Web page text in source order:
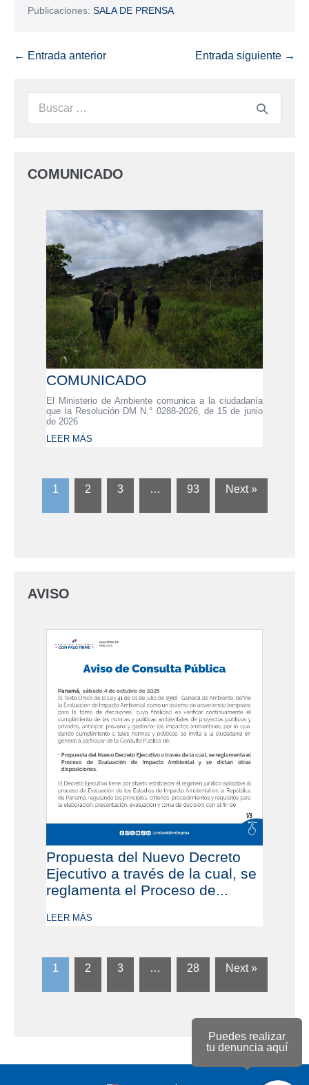
Puedes realizar
tu denuncia aquí
Publicaciones: SALA DE PRENSA
← Entrada anterior Entrada siguiente →
COMUNICADO
COMUNICADO
El Ministerio de Ambiente comunica a la ciudadanía
que la Resolución DM N.° 0288-2026, de 15 de junio
de 2026
LEER MÁS
1 2 3 … 93 Next »
AVISO
Propuesta del Nuevo Decreto
Ejecutivo a través de la cual, se
reglamenta el Proceso de...
LEER MÁS
1 2 3 … 28 Next »